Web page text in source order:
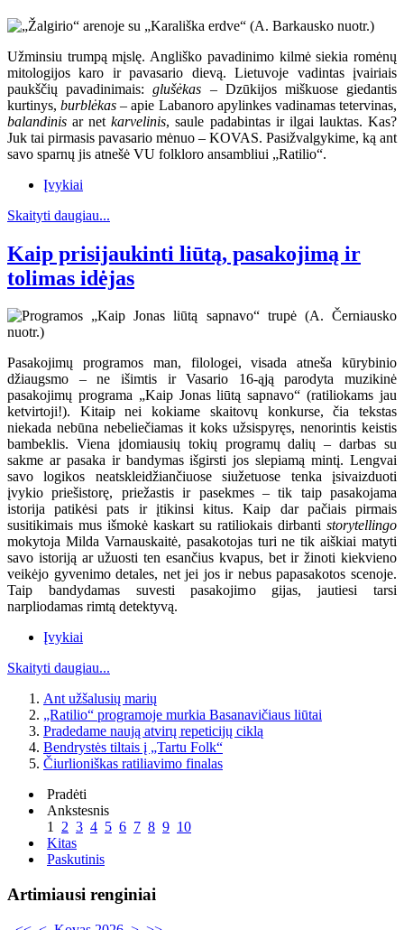
Užminsiu trumpą mįslę. Angliško pavadinimo kilmė siekia romėnų
mitologijos karo ir pavasario dievą. Lietuvoje vadintas įvairiais
paukščių pavadinimais:glušėkas – Dzūkijos miškuose giedantis
kurtinys,burblėkas– apie Labanoro apylinkes vadinamas tetervinas,
balandinisar netkarvelinis, saule padabintas ir ilgai lauktas. Kas?
Juk tai pirmasis pavasario mėnuo – KOVAS. Pasižvalgykime, ką ant
savo sparnų jis atnešė VU folkloro ansambliui „Ratilio“.
Įvykiai
Skaityti daugiau...
Kaip prisijaukinti liūtą, pasakojimą ir
tolimas idėjas
Pasakojimų programos man, filologei, visada atneša kūrybinio
džiaugsmo – ne išimtis ir Vasario 16-ąją parodyta muzikinė
pasakojimų programa „Kaip Jonas liūtą sapnavo“ (ratiliokams jau
ketvirtoji!). Kitaip nei kokiame skaitovų konkurse, čia tekstas
niekada nebūna nebeliečiamas it koks užsispyręs, nenorintis keistis
bambeklis. Viena įdomiausių tokių programų dalių – darbas su
sakme ar pasaka ir bandymas išgirsti jos slepiamą mintį. Lengvai
savo logikos neatskleidžiančiuose siužetuose tenka įsivaizduoti
įvykio priešistorę, priežastis ir pasekmes – tik taip pasakojama
istorija patikėsi pats ir įtikinsi kitus. Kaip dar pačiais pirmais
susitikimais mus išmokė kaskart su ratiliokais dirbanti storytellingo
mokytoja Milda Varnauskaitė, pasakotojas turi ne tik aiškiai matyti
savo istoriją ar užuosti ten esančius kvapus, bet ir žinoti kiekvieno
veikėjo gyvenimo detales, net jei jos ir nebus papasakotos scenoje.
Taip bandydamas suvesti pasakojimo gijas, jautiesi tarsi
narpliodamas rimtą detektyvą.
Įvykiai
Skaityti daugiau...
Ant užšalusių marių
„Ratilio“ programoje murkia Basanavičiaus liūtai
Pradedame naują atvirų repeticijų ciklą
Bendrystės tiltais į „Tartu Folk“
Čiurlioniškas ratiliavimo finalas
Pradėti
Ankstesnis
1 2 3 4 5 6 7 8 9 10
Kitas
Paskutinis
Artimiausi renginiai